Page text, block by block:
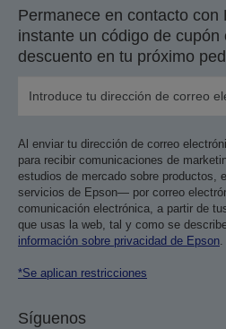
Permanece en contacto con
instante un código de cupón
descuento en tu próximo
Al enviar tu dirección de correo
para recibir comunicaciones de
estudios de mercado sobre productos,
servicios de Epson— por correo
comunicación electrónica, a partir de
que usas la web, tal y como se
información sobre privacidad de Epson
*Se aplican restricciones
Síguenos